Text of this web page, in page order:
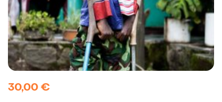
30,00€